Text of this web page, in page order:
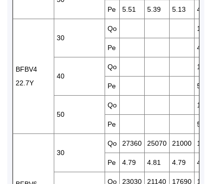
Pe 5.51 5.39 5.13 4.82
BFBV4
22.7Y
30
Qo 17240
Pe 4.66
40
Qo 14370
Pe 5.35
50
Qo 11590
Pe 5.94
30
Qo 27360 25070 21000 17490
Pe 4.79 4.81 4.79 4.67
Qo 23030 21140 17690 14670